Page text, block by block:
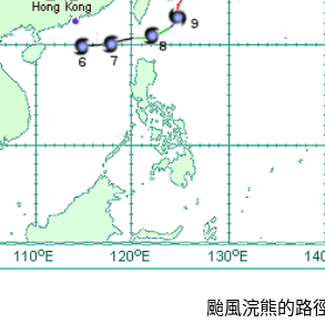
颱風浣熊的路